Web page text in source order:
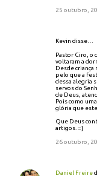
25 outubro,
Kevin disse…
Pastor Ciro, o
voltaram a
Desde criança
pelo que a
dessa alegria
servos do
de Deus,
Pois como
glória que
Que Deus
artigos. =]
26 outubro,
Daniel Freire